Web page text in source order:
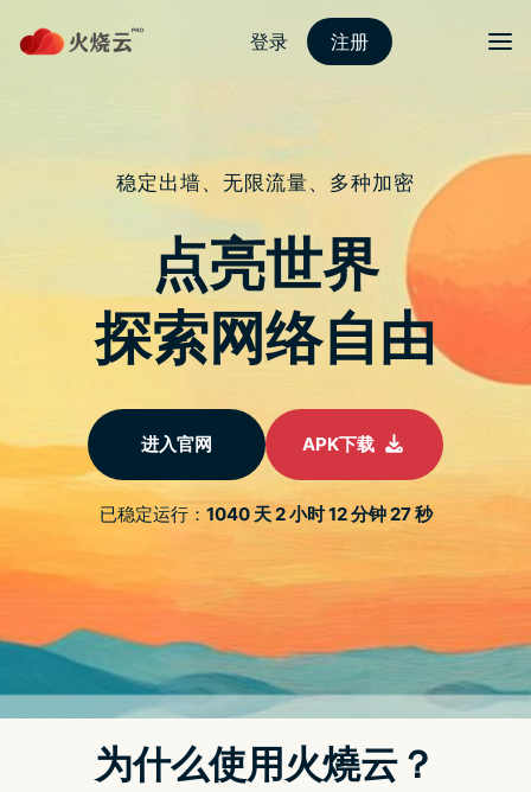
to 2023最新PROTONVPN
标签：Surfshark 评价
Surfshark LiTV 评价实测
| 可以成功解除播放限制
吗 [2023]
Proton怎么用 2023 年 8 月 13 日
VPN，价格便宜且没有使用设备数量限
制，整体表现也不差，因此对於住国
外、在外留学想看 LiTV 线上电视和影
片的人，多少都会考虑，也会想知道这
款是不是真的可以解除播放限制？这篇